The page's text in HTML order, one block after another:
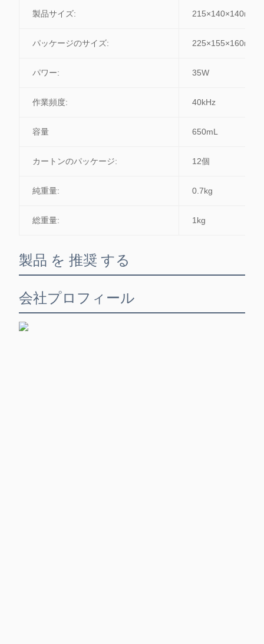
製品サイズ: 215×140×140mm
パッケージのサイズ: 225×155×160mm
パワー: 35W
作業頻度: 40kHz
容量 650mL
カートンのパッケージ: 12個
純重量: 0.7kg
総重量: 1kg
製品 を 推奨 する
会社プロフィール